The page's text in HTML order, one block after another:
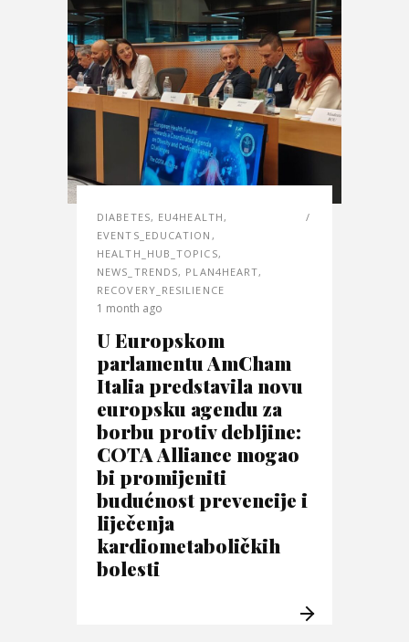
DIABETES, EU4HEALTH,
EVENTS_EDUCATION ,
HEALTH_HUB_TOPICS,
NEWS_TRENDS, PLAN4HEART,
RECOVERY_RESILIENCE
1 month ago
U Europskom
parlamentu AmCham
Italia predstavila novu
europsku agendu za
borbu protiv debljine:
COTA Alliance mogao
bi promijeniti
budućnost prevencije i
liječenja
kardiometaboličkih
bolesti